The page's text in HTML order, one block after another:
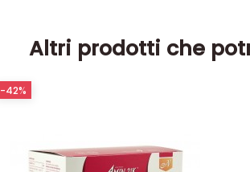
Altri prodotti che
-42%